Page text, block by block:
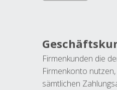
Firmenkunden die
Firmenkonto
sämtlichen